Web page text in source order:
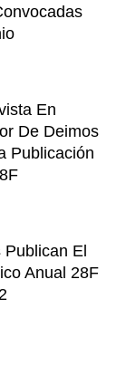
En
De Deimos
Publicación
Publican El
Anual 28F